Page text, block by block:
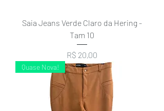
Saia Jeans Verde Claro da Hering -
Tam 10
Preço
R$ 20,00
Quase Nova!